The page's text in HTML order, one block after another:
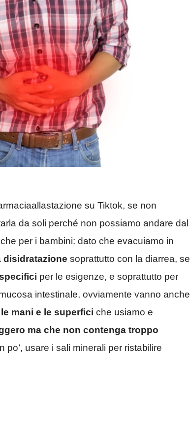
su Tiktok, se non
da soli perché non possiamo andare dal
per i bambini: dato che evacuiamo in
disidratazione soprattutto con la diarrea, se
per le esigenze, e soprattutto per
intestinale, ovviamente vanno anche
mani e le superfici che usiamo e
ma che non contenga troppo
usare i sali minerali per ristabilire